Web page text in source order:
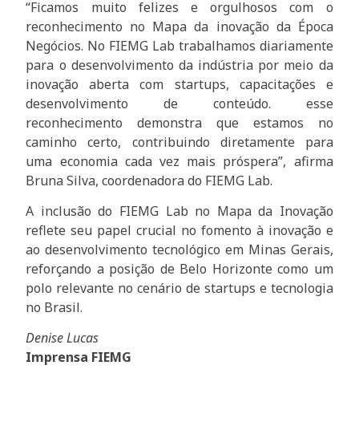
“Ficamos muito felizes e orgulhosos com o
reconhecimento no Mapa da inovação da Época
Negócios. No FIEMG Lab trabalhamos diariamente
para o desenvolvimento da indústria por meio da
inovação aberta com startups, capacitações e
desenvolvimento de conteúdo. esse
reconhecimento demonstra que estamos no
caminho certo, contribuindo diretamente para
uma economia cada vez mais próspera”, afirma
Bruna Silva, coordenadora do FIEMG Lab.
A inclusão do FIEMG Lab no Mapa da Inovação
reflete seu papel crucial no fomento à inovação e
ao desenvolvimento tecnológico em Minas Gerais,
reforçando a posição de Belo Horizonte como um
polo relevante no cenário de startups e tecnologia
no Brasil.
Denise Lucas
Imprensa FIEMG